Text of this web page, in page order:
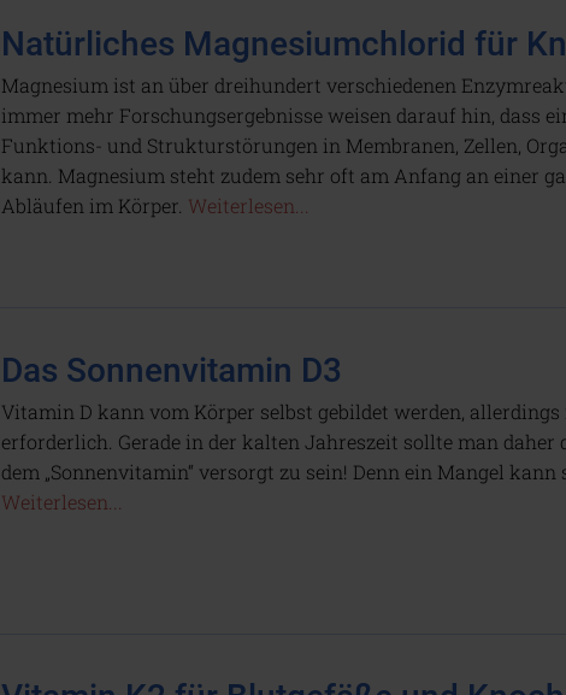
Natürliches Magnesiumchlorid für
Magnesium ist an über dreihundert verschiedenen
immer mehr Forschungsergebnisse weisen darauf hin, dass
Funktions- und Strukturstörungen in Membranen, Zellen,
kann. Magnesium steht zudem sehr oft am Anfang an einer
Abläufen im Körper. Weiterlesen...
Das Sonnenvitamin D3
Vitamin D kann vom Körper selbst gebildet werden,
erforderlich. Gerade in der kalten Jahreszeit sollte man daher
dem „Sonnenvitamin“ versorgt zu sein! Denn ein Mangel kann
Weiterlesen...